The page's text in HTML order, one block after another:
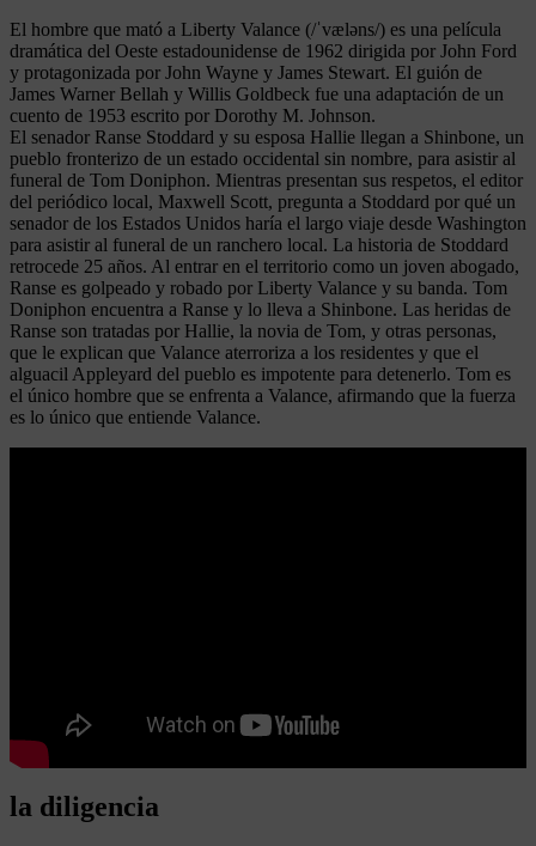
El hombre que mató a Liberty Valance (/ˈvæləns/) es una película
dramática del Oeste estadounidense de 1962 dirigida por John Ford
y protagonizada por John Wayne y James Stewart. El guión de
James Warner Bellah y Willis Goldbeck fue una adaptación de un
cuento de 1953 escrito por Dorothy M. Johnson.
El senador Ranse Stoddard y su esposa Hallie llegan a Shinbone, un
pueblo fronterizo de un estado occidental sin nombre, para asistir al
funeral de Tom Doniphon. Mientras presentan sus respetos, el editor
del periódico local, Maxwell Scott, pregunta a Stoddard por qué un
senador de los Estados Unidos haría el largo viaje desde Washington
para asistir al funeral de un ranchero local. La historia de Stoddard
retrocede 25 años. Al entrar en el territorio como un joven abogado,
Ranse es golpeado y robado por Liberty Valance y su banda. Tom
Doniphon encuentra a Ranse y lo lleva a Shinbone. Las heridas de
Ranse son tratadas por Hallie, la novia de Tom, y otras personas,
que le explican que Valance aterroriza a los residentes y que el
alguacil Appleyard del pueblo es impotente para detenerlo. Tom es
el único hombre que se enfrenta a Valance, afirmando que la fuerza
es lo único que entiende Valance.
la diligencia